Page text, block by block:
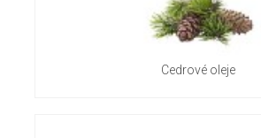
Cedrové oleje